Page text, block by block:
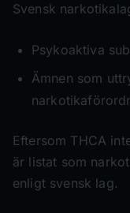
Svensk
Psykoaktiva
Ämnen som
Eftersom THCA
är listat som
enligt svensk lag.